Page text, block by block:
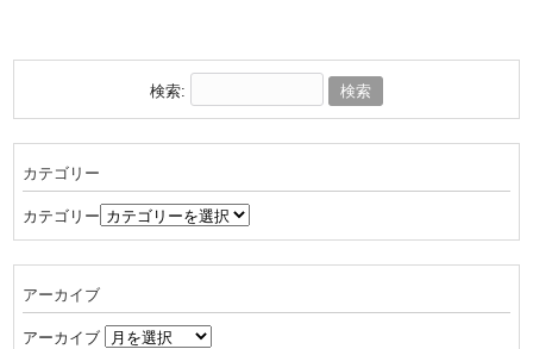
検索:
カテゴリー
カテゴリー
アーカイブ
アーカイブ